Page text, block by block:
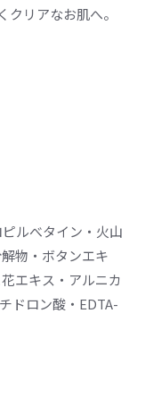
リアなお肌へ。
ルべタイン・火山
物・ボタンエキ
エキス・アルニカ
ドロン酸・EDTA-